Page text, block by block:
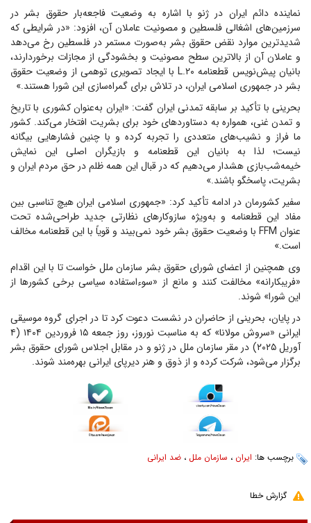
نماینده دائم ایران در ژنو با اشاره به وضعیت فاجعه‌بار حقوق بشر در
سرزمین‌های اشغالی فلسطین و مصونیت عاملان آن، افزود: «در شرایطی که
شدیدترین موارد نقض حقوق بشر به‌صورت مستمر در فلسطین رخ می‌دهد
و عاملان آن از بالاترین سطح مصونیت و بخشودگی از مجازات برخوردارند،
بانیان پیش‌نویس قطعنامه L.۲۰ با ایجاد تصویری توهمی از وضعیت حقوق
بشر در جمهوری اسلامی ایران، در تلاش برای گمراه‌سازی این شورا هستند.»
بحرینی با تأکید بر سابقه تمدنی ایران گفت: «ایران به‌عنوان کشوری با تاریخ
و تمدن غنی، همواره به دستاورد‌های خود برای بشریت افتخار می‌کند. کشور
ما فراز و نشیب‌های متعددی را تجربه کرده و با چنین فشار‌هایی بیگانه
نیست؛ لذا به بانیان این قطعنامه و بازیگران اصلی این نمایش
خیمه‌شب‌بازی هشدار می‌دهیم که در قبال این همه ظلم در حق مردم ایران و
بشریت، پاسخگو باشند.»
سفیر کشورمان در ادامه تأکید کرد: «جمهوری اسلامی ایران هیچ تناسبی بین
مفاد این قطعنامه و به‌ویژه سازوکار‌های نظارتی جدید طراحی‌شده تحت
عنوان FFM با وضعیت حقوق بشر خود نمی‌بیند و قویاً با این قطعنامه مخالف
است.»
وی همچنین از اعضای شورای حقوق بشر سازمان ملل خواست تا با این اقدام
«فریبکارانه» مخالفت کنند و مانع از «سوءاستفاده سیاسی برخی کشور‌ها از
این شورا» شوند.
در پایان، بحرینی از حاضران در نشست دعوت کرد تا در اجرای گروه موسیقی
ایرانی «سروش مولانا» که به مناسبت نوروز، روز جمعه ۱۵ فروردین ۱۴۰۴ (۴
آوریل ۲۰۲۵) در مقر سازمان ملل در ژنو و در مقابل اجلاس شورای حقوق بشر
برگزار می‌شود، شرکت کرده و از ذوق و هنر دیرپای ایرانی بهره‌مند شوند.
برچسب ها: ایران ، سازمان ملل ، ضد ایرانی
گزارش خطا